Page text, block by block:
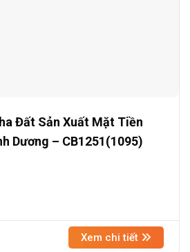
Đất Sản Xuất Mặt Tiền
Dương – CB1251(1095)
Xem chi tiết